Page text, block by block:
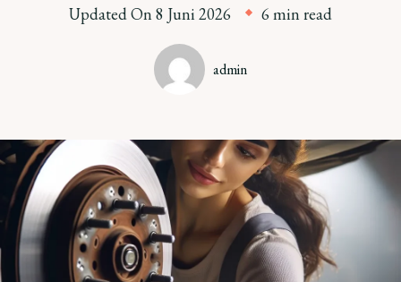
Updated On8 Juni 2026 6 min read
admin